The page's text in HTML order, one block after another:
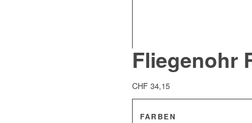
Fliegenohr
CHF 34,15
FARBEN